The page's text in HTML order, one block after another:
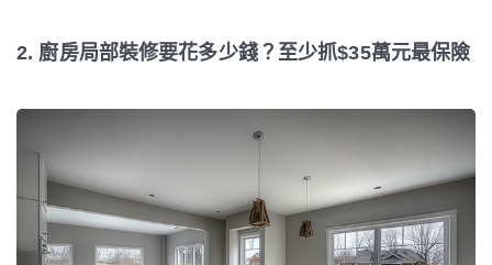
2. 廚房局部裝修要花多少錢？至少抓$35萬元最保險